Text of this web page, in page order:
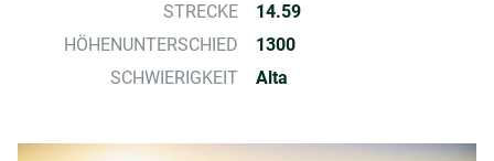
STRECKE
14.59
HÖHENUNTERSCHIED
1300
SCHWIERIGKEIT
Alta